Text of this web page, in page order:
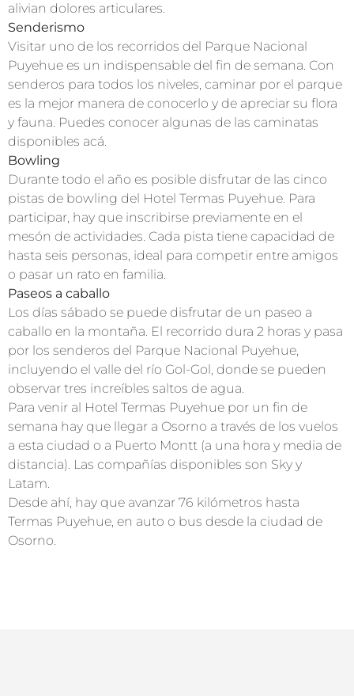
alivian dolores articulares.
Senderismo
Visitar uno de los recorridos del Parque Nacional
Puyehue es un indispensable del fin de semana. Con
senderos para todos los niveles, caminar por el parque
es la mejor manera de conocerlo y de apreciar su flora
y fauna. Puedes conocer algunas de las caminatas
disponibles acá.
Bowling
Durante todo el año es posible disfrutar de las cinco
pistas de bowling del Hotel Termas Puyehue. Para
participar, hay que inscribirse previamente en el
mesón de actividades. Cada pista tiene capacidad de
hasta seis personas, ideal para competir entre amigos
o pasar un rato en familia.
Paseos a caballo
Los días sábado se puede disfrutar de un paseo a
caballo en la montaña. El recorrido dura 2 horas y pasa
por los senderos del Parque Nacional Puyehue,
incluyendo el valle del río Gol-Gol, donde se pueden
observar tres increíbles saltos de agua.
Para venir al Hotel Termas Puyehue por un fin de
semana hay que llegar a Osorno a través de los vuelos
a esta ciudad o a Puerto Montt (a una hora y media de
distancia). Las compañías disponibles son Sky y
Latam.
Desde ahí, hay que avanzar 76 kilómetros hasta
Termas Puyehue, en auto o bus desde la ciudad de
Osorno.